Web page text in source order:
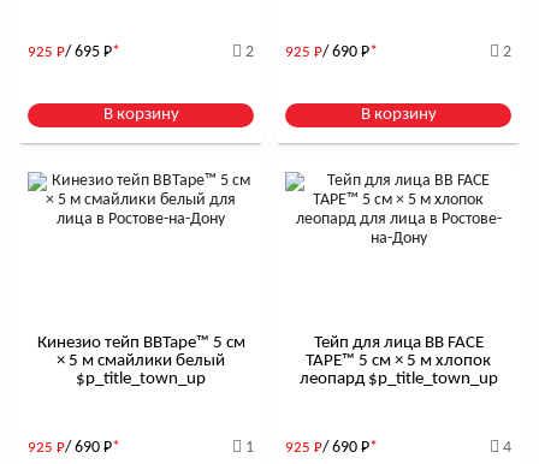
925 Р/ 695 Р* 2
В корзину
925 Р/ 690 Р* 2
В корзину
Кинезио тейп BBTape™ 5 см
× 5 м смайлики белый
$р_title_town_up
925 Р/ 690 Р* 1
Тейп для лица BB FACE
TAPE™ 5 см × 5 м хлопок
леопард $р_title_town_up
925 Р/ 690 Р* 4